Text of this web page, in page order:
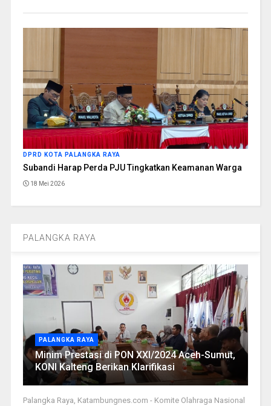
DPRD KOTA PALANGKA RAYA
Subandi Harap Perda PJU Tingkatkan Keamanan Warga
18 Mei 2026
PALANGKA RAYA
PALANGKA RAYA
Minim Prestasi di PON XXI/2024 Aceh-Sumut,
KONI Kalteng Berikan Klarifikasi
Palangka Raya, Katambungnes.com - Komite Olahraga Nasional